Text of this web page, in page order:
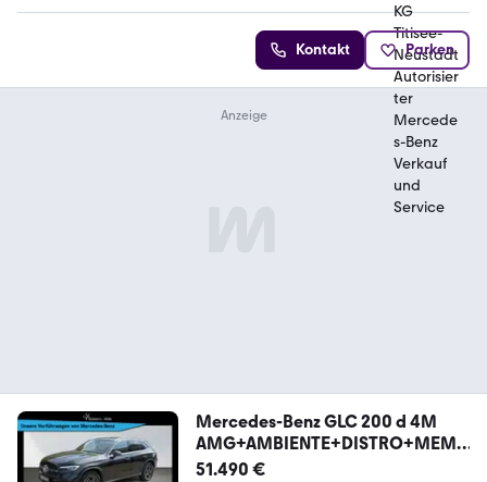
Kontakt Parken
Mercedes-Benz GLC 200 d 4M
AMG+AMBIENTE+DISTRO+MEM
ORY+MBUX+AHK
51.490 €